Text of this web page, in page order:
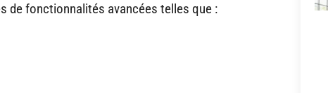
de fonctionnalités avancées telles que :